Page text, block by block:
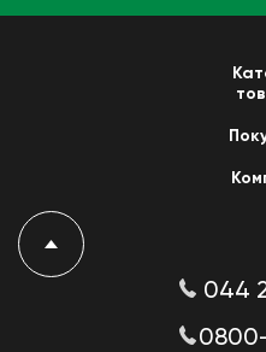
044